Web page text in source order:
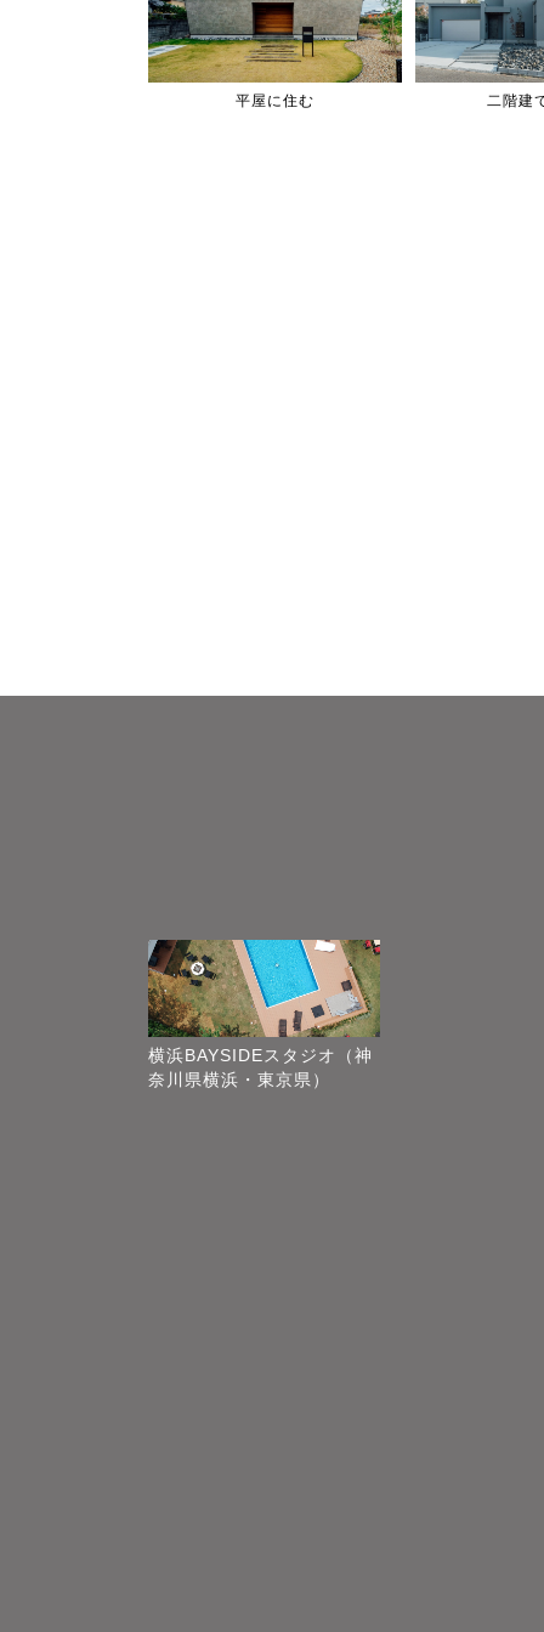
平屋に住む 二階建
横浜BAYSIDEスタジオ（神
奈川県横浜・東京県）